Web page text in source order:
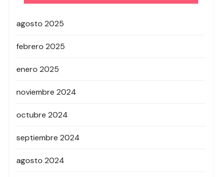
agosto 2025
febrero 2025
enero 2025
noviembre 2024
octubre 2024
septiembre 2024
agosto 2024